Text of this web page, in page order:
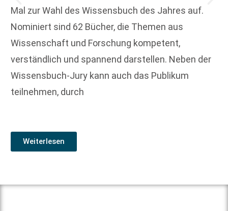
Mal zur Wahl des Wissensbuch des Jahres auf.
Nominiert sind 62 Bücher, die Themen aus
Wissenschaft und Forschung kompetent,
verständlich und spannend darstellen. Neben der
Wissensbuch-Jury kann auch das Publikum
teilnehmen, durch
Weiterlesen